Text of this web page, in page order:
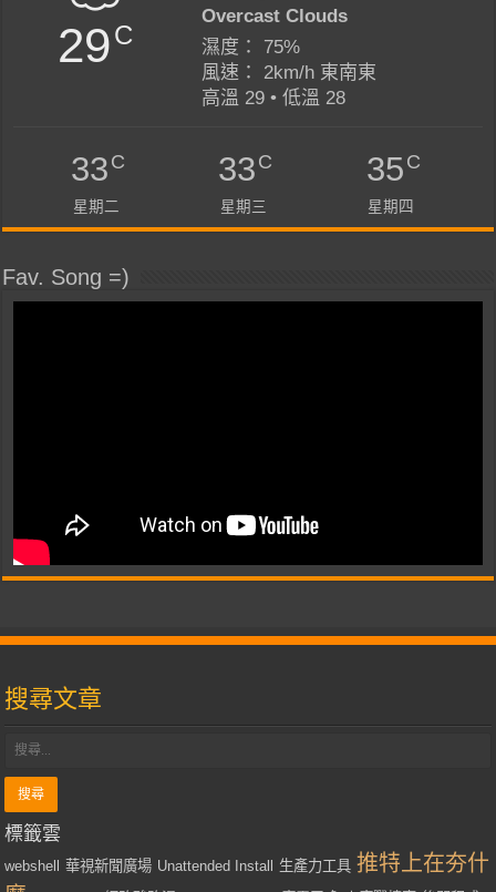
29C
Overcast Clouds
濕度： 75%
風速： 2km/h 東南東
高溫 29 • 低溫 28
33C
星期二
33C
星期三
35C
星期四
Fav. Song =)
搜尋文章
標籤雲
webshell 華視新聞廣場 Unattended Install 生產力工具 推特上在夯什